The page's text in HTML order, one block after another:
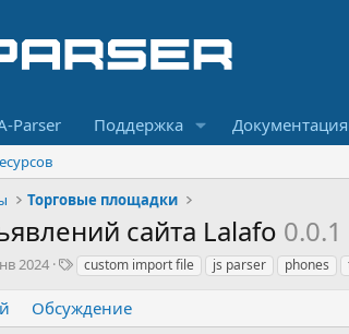
Parser Поддержка Документация
Торговые площадки
сайта Lalafo 0.0.1
2024
Т
г
и
custom import file js parser phones
Обсуждение